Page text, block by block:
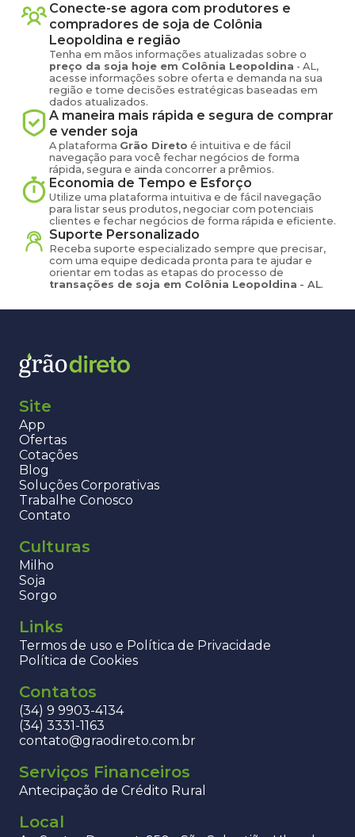
Conecte-se agora com produtores e
compradores de soja de Colônia
Leopoldina e região
Tenha em mãos informações atualizadas sobre o
preço da soja hoje em Colônia Leopoldina - AL,
acesse informações sobre oferta e demanda na sua
região e tome decisões estratégicas baseadas em
dados atualizados.
A maneira mais rápida e segura de comprar
e vender soja
A plataforma Grão Direto é intuitiva e de fácil
navegação para você fechar negócios de forma
rápida, segura e ainda concorrer a prêmios.
Economia de Tempo e Esforço
Utilize uma plataforma intuitiva e de fácil navegação
para listar seus produtos, negociar com potenciais
clientes e fechar negócios de forma rápida e eficiente.
Suporte Personalizado
Receba suporte especializado sempre que precisar,
com uma equipe dedicada pronta para te ajudar e
orientar em todas as etapas do processo de
transações de soja em Colônia Leopoldina - AL.
Site
App
Ofertas
Cotações
Blog
Soluções Corporativas
Trabalhe Conosco
Contato
Culturas
Milho
Soja
Sorgo
Links
Termos de uso e Política de Privacidade
Política de Cookies
Contatos
(34) 9 9903-4134
(34) 3331-1163
contato@graodireto.com.br
Serviços Financeiros
Antecipação de Crédito Rural
Local